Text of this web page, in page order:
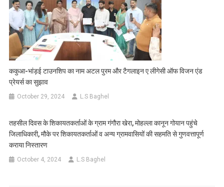
ककुआ-भांड़ई टाउनशिप का नाम अटल पुरम और टैगलाइन ए लीगेसी ऑफ विजन एंड
प्रेयर्स का सुझाव
October 29, 2024 L.S Baghel
तहसील दिवस के शिकायतकर्ताओं के ग्राम गंगौरा खेरा, मोहल्ला कानून गोयान पहुंचे
जिलाधिकारी, मौके पर शिकायतकर्ताओं व अन्य ग्रामवासियों की सहमति से गुणवत्तापूर्ण
कराया निस्तारण
October 4, 2024 L.S Baghel